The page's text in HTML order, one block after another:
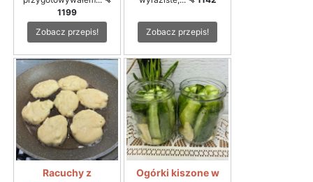
1199
Zobacz przepis!
Zobacz przepis!
Racuchy z
Ogórki kiszone w